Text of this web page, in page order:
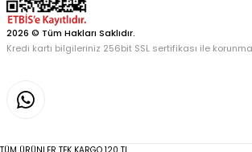
2026 © Tüm Hakları Saklıdır.
Kredi kartı bilgileriniz 256bit SSL sertifikası ile